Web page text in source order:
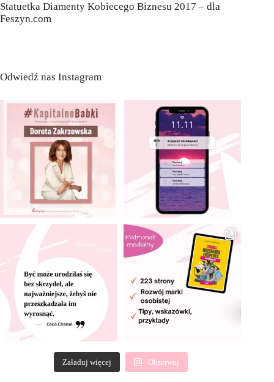
Statuetka Diamenty Kobiecego Biznesu 2017 – dla
Feszyn.com
Odwiedź nas Instagram
Załaduj więcej Obserwuj